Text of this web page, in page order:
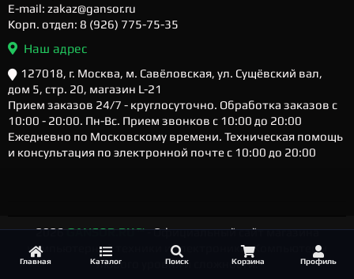
Главная Каталог Поиск Корзина Профиль
E-mail: zakaz@gansor.ru
Корп. отдел: 8 (926) 775-75-35
Наш адрес
127018, г. Москва, м. Савёловская, ул. Сущёвский вал,
дом 5, стр. 20, магазин L-21
Прием заказов 24/7 - круглосуточно. Обработка заказов с
10:00 - 20:00. Пн-Вс. Прием звонков с 10:00 до 20:00
Ежедневно по Московскому времени. Техническая помощь
и консультация по электронной почте с 10:00 до 20:00
2026GANSOR.RU ™- Официальный сайт магазина
компьютерной техники и электроники. Компьютеры
любого уровня и сложности.